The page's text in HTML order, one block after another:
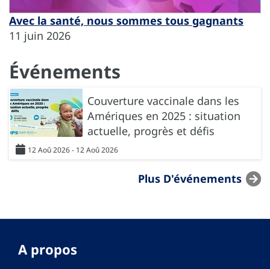
Avec la santé, nous sommes tous gagnants
11 juin 2026
Événements
Couverture vaccinale dans les
Amériques en 2025 : situation
actuelle, progrès et défis
12 Aoû 2026 - 12 Aoû 2026
Plus D'événements
A propos